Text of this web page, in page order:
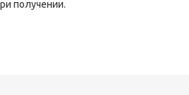
получении.